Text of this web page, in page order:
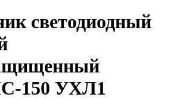
светодиодный
150 УХЛ1